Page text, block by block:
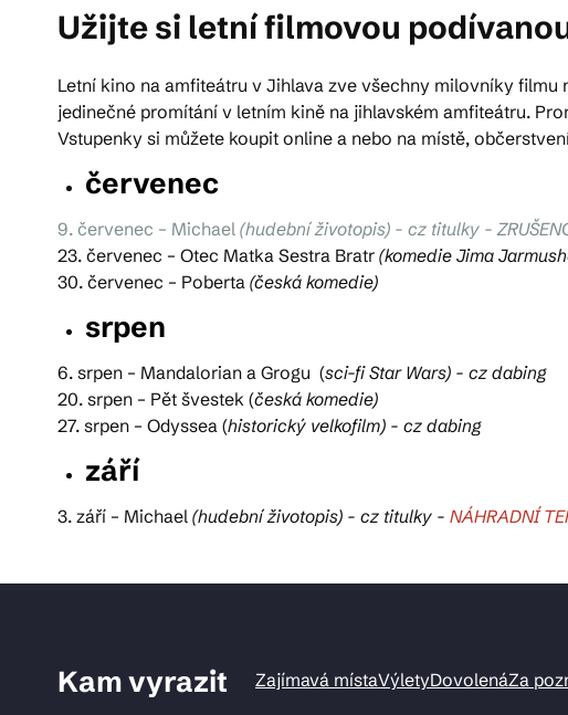
Užijte si letní filmovou
Letní kino na amfiteátru v Jihlava zve všechny milovníky filmu
jedinečné promítání v letním kině na jihlavském amfiteátru.
Vstupenky si můžete koupit online a nebo na místě,
červenec
9. červenec – Michael (hudební životopis) - cz titulky -
23. červenec – Otec Matka Sestra Bratr (komedie Jima
30. červenec – Poberta (česká komedie)
srpen
6. srpen – Mandalorian a Grogu (sci-fi Star Wars) - cz dabing
20. srpen – Pět švestek (česká komedie)
27. srpen – Odyssea (historický velkofilm) - cz dabing
září
3. září – Michael (hudební životopis) - cz titulky - NÁHRADNÍ
Kam vyrazit Zajímavá místaVýletyDovolenáZa